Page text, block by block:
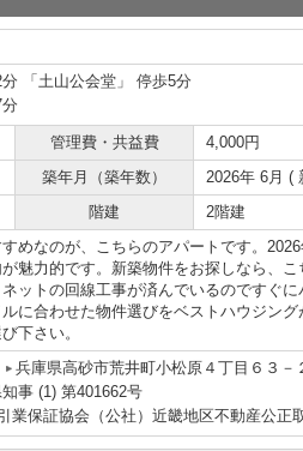
分 「土山公会堂」 停歩5分
管理費・共益費
4,000円
築年月（築年数）
2026年 6月 (
階建 2階建
めなのが、こちらのアパートです。
魅力的です。新築物件をお探しなら、
ットの回線工事が済んでいるのですぐに
に合わせた物件選びをベストハウジング
下さい。
兵庫県高砂市荒井町小松原４丁目６３－
事 (1) 第401662号
業保証協会（公社）近畿地区不動産公正